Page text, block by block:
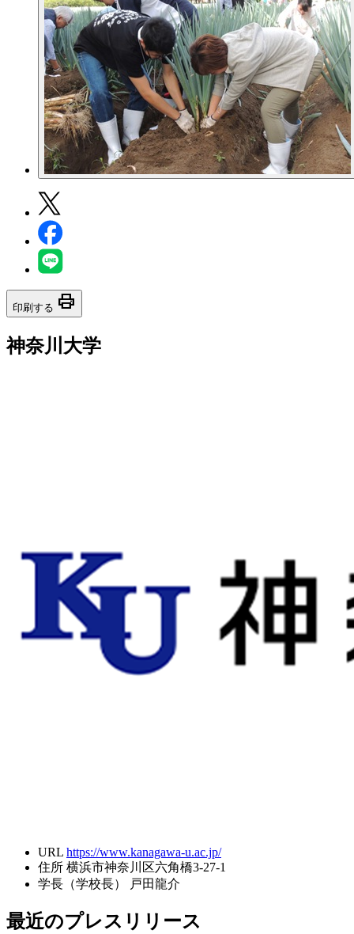
印刷する print
神奈川大学
URL https://www.kanagawa-u.ac.jp/
住所 横浜市神奈川区六角橋3-27-1
学長（学校長）
戸田龍介
最近のプレスリリース